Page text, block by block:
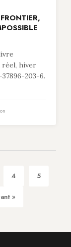
réel, hiver
203-6.
4 5
»